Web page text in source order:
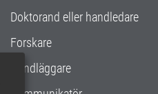
Doktorand eller handledare
Forskare
Handläggare